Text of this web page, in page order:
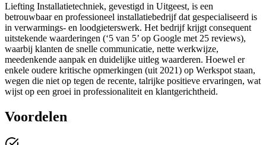
Liefting Installatietechniek, gevestigd in Uitgeest, is een
betrouwbaar en professioneel installatiebedrijf dat gespecialiseerd is
in verwarmings- en loodgieterswerk. Het bedrijf krijgt consequent
uitstekende waarderingen (‘5 van 5’ op Google met 25 reviews),
waarbij klanten de snelle communicatie, nette werkwijze,
meedenkende aanpak en duidelijke uitleg waarderen. Hoewel er
enkele oudere kritische opmerkingen (uit 2021) op Werkspot staan,
wegen die niet op tegen de recente, talrijke positieve ervaringen, wat
wijst op een groei in professionaliteit en klantgerichtheid.
Voordelen